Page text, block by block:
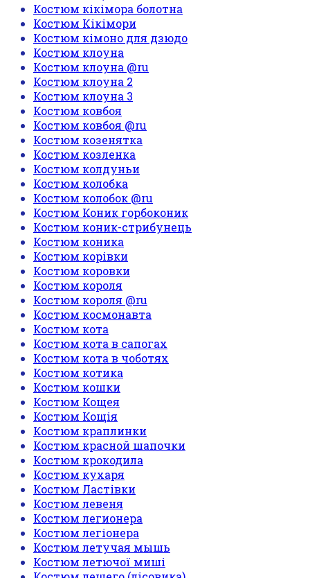
Костюм кікімора болотна
Костюм Кікімори
Костюм кімоно для дзюдо
Костюм клоуна
Костюм клоуна @ru
Костюм клоуна 2
Костюм клоуна 3
Костюм ковбоя
Костюм ковбоя @ru
Костюм козенятка
Костюм козленка
Костюм колдуньи
Костюм колобка
Костюм колобок @ru
Костюм Коник горбоконик
Костюм коник-стрибунець
Костюм коника
Костюм корівки
Костюм коровки
Костюм короля
Костюм короля @ru
Костюм космонавта
Костюм кота
Костюм кота в сапогах
Костюм кота в чоботях
Костюм котика
Костюм кошки
Костюм Кощея
Костюм Кощія
Костюм краплинки
Костюм красной шапочки
Костюм крокодила
Костюм кухаря
Костюм Ластівки
Костюм левеня
Костюм легионера
Костюм легіонера
Костюм летучая мышь
Костюм летючої миші